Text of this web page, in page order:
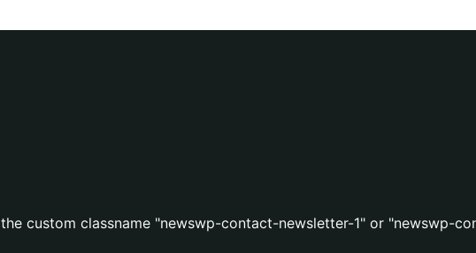
custom classname "newswp-contact-newsletter-1" or "newswp-